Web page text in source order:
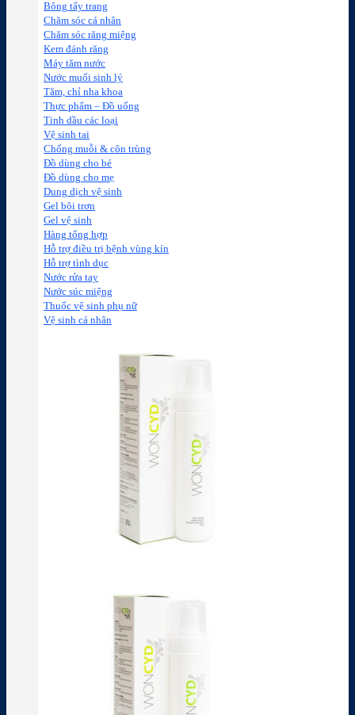
Bông tẩy trang
Chăm sóc cá nhân
Chăm sóc răng miệng
Kem đánh răng
Máy tăm nước
Nước muối sinh lý
Tăm, chỉ nha khoa
Thực phẩm – Đồ uống
Tinh dầu các loại
Vệ sinh tai
Chống muỗi & côn trùng
Đồ dùng cho bé
Đồ dùng cho mẹ
Dung dịch vệ sinh
Gel bôi trơn
Gel vệ sinh
Hàng tổng hợp
Hỗ trợ điều trị bệnh vùng kín
Hỗ trợ tình dục
Nước rửa tay
Nước súc miệng
Thuốc vệ sinh phụ nữ
Vệ sinh cá nhân